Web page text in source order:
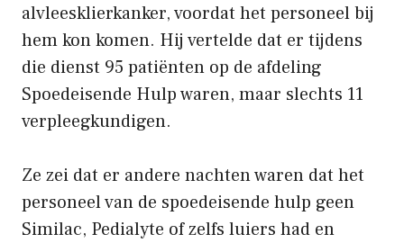
alvleesklierkanker, voordat het personeel bij
hem kon komen. Hij vertelde dat er tijdens
die dienst 95 patiënten op de afdeling
Spoedeisende Hulp waren, maar slechts 11
verpleegkundigen.
Ze zei dat er andere nachten waren dat het
personeel van de spoedeisende hulp geen
Similac, Pedialyte of zelfs luiers had en